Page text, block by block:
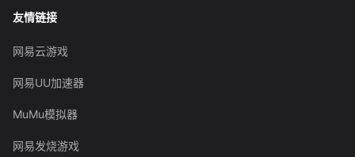
友情链接
网易云游戏
网易UU加速器
MuMu模拟器
网易发烧游戏